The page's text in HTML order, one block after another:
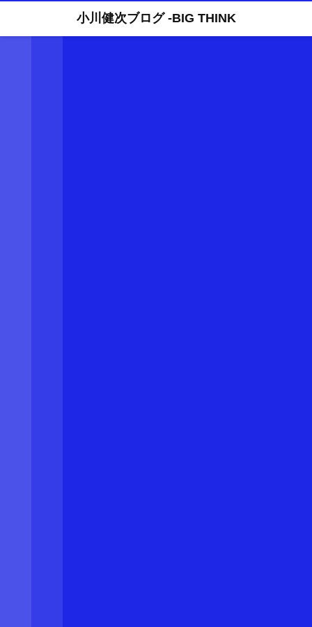
小川健次ブログ -BIG THINK